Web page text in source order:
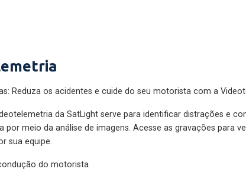
Reduza os acidentes e cuide do seu motorista com a
da SatLight serve para identificar distrações e
por meio da análise de imagens. Acesse as gravações para
sua equipe.
do motorista